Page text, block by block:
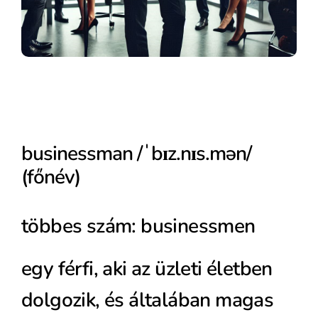
businessman /ˈbɪz.nɪs.mən/
(főnév)
többes szám: businessmen
egy férfi, aki az üzleti életben
dolgozik, és általában magas